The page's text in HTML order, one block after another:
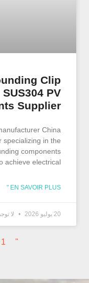
Clip
PV
Supplier
China
specializing in the
components
achieve electrical
EN SAVOIR PLUS "
20 يوليو 2026 لا
"
1